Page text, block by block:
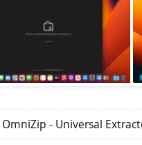
OmniZip - Universal